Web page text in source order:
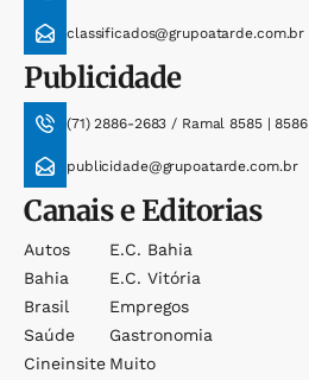
classificados@grupoatarde.com.br
Publicidade
(71) 2886-2683 / Ramal 8585 | 8586
publicidade@grupoatarde.com.br
Canais e Editorias
Autos
Bahia
Brasil
Saúde
Cineinsite
E.c. Bahia
E.c. Vitória
Empregos
Gastronomia
Muito